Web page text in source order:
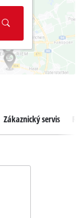
Zákaznický servis